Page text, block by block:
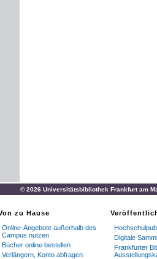
© 2026 Universitätsbibliothek Frankfurt am
zu Hause
Online-Angebote außerhalb des
Campus nutzen
Bücher online bestellen
Verlängern, Konto abfragen
Digitale
Frankfurter